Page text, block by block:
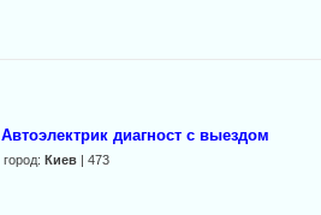
Автоэлектрик диагност с выездом
город: Киев | 473